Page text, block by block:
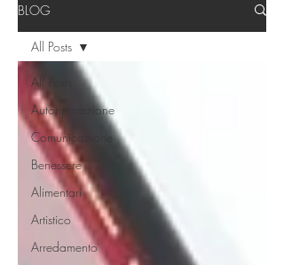
BLOG
All Posts
Autoriparazione
Comunicazione
Benessere
Alimentari
Artistico
Arredamento
All Posts